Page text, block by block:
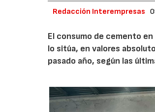
Redacción Interempresas
El consumo de cemento
lo sitúa, en valores
pasado año, según las